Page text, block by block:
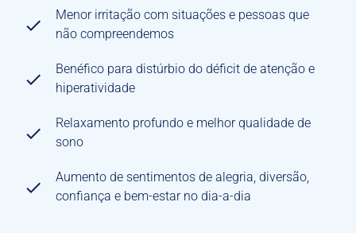
Menor irritação com situações e pessoas que
não compreendemos
Benéfico para distúrbio do déficit de atenção e
hiperatividade
Relaxamento profundo e melhor qualidade de
sono
Aumento de sentimentos de alegria, diversão,
confiança e bem-estar no dia-a-dia